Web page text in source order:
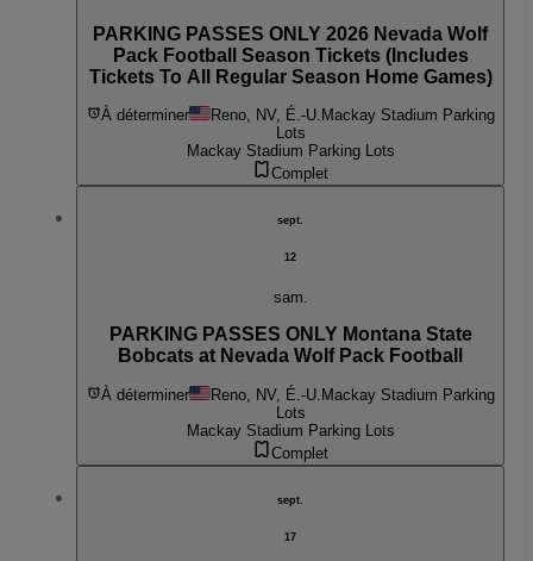
PARKING PASSES ONLY 2026 Nevada Wolf
Pack Football Season Tickets (Includes
Tickets To All Regular Season Home Games)
À déterminer Reno, NV, É.-U. Mackay Stadium Parking
Lots
Mackay Stadium Parking Lots
Complet
sept.
12
sam.
PARKING PASSES ONLY Montana State
Bobcats at Nevada Wolf Pack Football
À déterminer Reno, NV, É.-U. Mackay Stadium Parking
Lots
Mackay Stadium Parking Lots
Complet
sept.
17